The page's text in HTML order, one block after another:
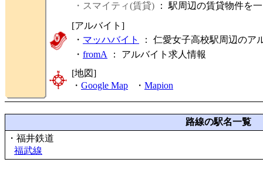
・スマイティ(賃貸) ： 駅周辺の賃貸物件を
[アルバイト]
・ マッハバイト
： 仁愛女子高校駅周辺のア
・ fromA ： アルバイト求人情報
[地図]
・ Google Map ・ Mapion
路線の駅名一覧
・福井鉄道
福武線